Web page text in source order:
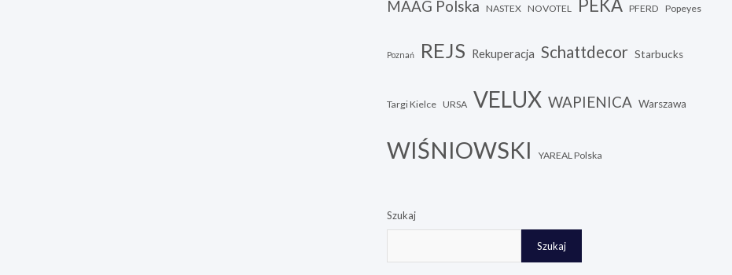
MAAG Polska NASTEX NOVOTEL PEKA PFERD Popeyes
Poznań REJS Rekuperacja Schattdecor Starbucks
Targi Kielce URSA VELUX WAPIENICA Warszawa
WIŚNIOWSKI YAREAL Polska
Szukaj
Szukaj